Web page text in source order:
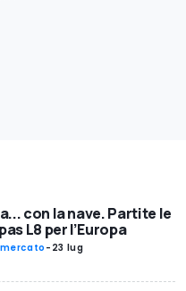
con la nave. Partite le
L8 per l’Europa
- 23 lug